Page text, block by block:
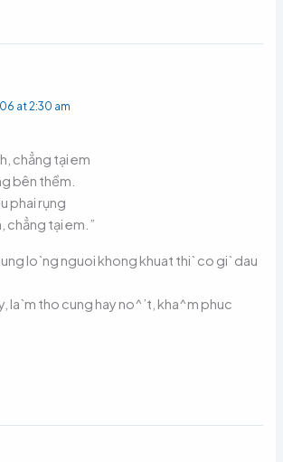
at 2:30 am
chẳng tại em
bên thềm.
phai rụng
chẳng tại em.”
lo`ng nguoi khong khuat thi` co gi` dau
la`m tho cung hay no^’t, kha^m phuc